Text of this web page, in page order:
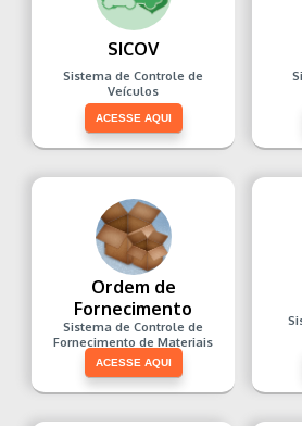
SICOV
Sistema de Controle de
Veículos
ACESSE AQUI
Ordem de
Fornecimento
Sistema de Controle de
Fornecimento de Materiais
ACESSE AQUI